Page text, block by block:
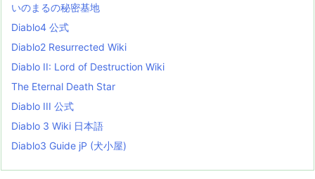
i
s
t
いのまるの秘密基地
Diablo4 公式
Diablo2 Resurrected Wiki
Diablo II: Lord of Destruction Wiki
The Eternal Death Star
Diablo III 公式
Diablo 3 Wiki 日本語
Diablo3 Guide jP (犬小屋)